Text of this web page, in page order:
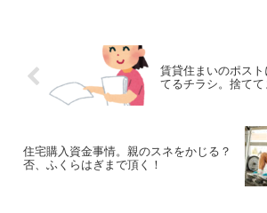
賃貸住まいのポス
てるチラシ。捨てて
住宅購入資金事情。親のスネをかじる？
否、ふくらはぎまで頂く！